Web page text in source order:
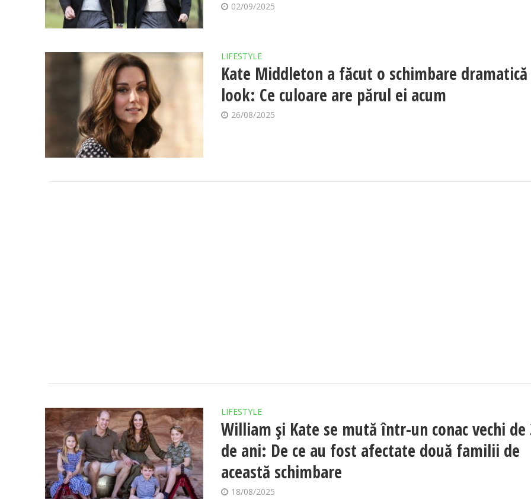
02/09/2025
LIFESTYLE
Kate Middleton a făcut o schimbare
look: Ce culoare are părul ei acum
26/08/2025
LIFESTYLE
William și Kate se mută într-un conac vechi de
de ani: De ce au fost afectate două familii de
această schimbare
18/08/2025